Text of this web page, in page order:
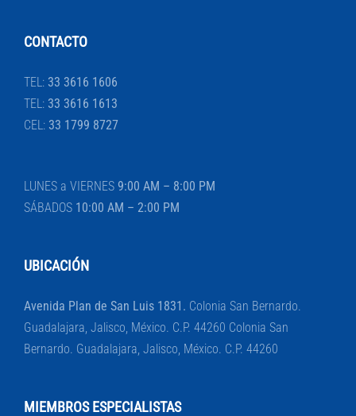
CONTACTO
TEL: 33 3616 1606
TEL: 33 3616 1613
CEL: 33 1799 8727
LUNES a VIERNES 9:00 AM – 8:00 PM
SÁBADOS 10:00 AM – 2:00 PM
UBICACIÓN
Avenida Plan de San Luis 1831. Colonia San Bernardo.
Guadalajara, Jalisco, México. C.P. 44260 Colonia San
Bernardo. Guadalajara, Jalisco, México. C.P. 44260
MIEMBROS ESPECIALISTAS